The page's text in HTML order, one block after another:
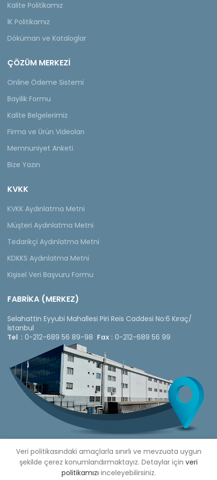
Kalite Politikamız
İK Politikamız
Döküman ve Kataloglar
ÇÖZÜM MERKEZİ
Online Ödeme Sistemi
Bayilik Formu
Kalite Belgelerimiz
Firma ve Ürün Videoları
Memnuniyet Anketi
Bize Yazın
KVKK
KVKK Aydınlatma Metni
Müşteri Aydınlatma Metni
Tedarikçi Aydınlatma Metni
KDKKS Aydınlatma Metni
Kişisel Veri Başvuru Formu
FABRİKA (MERKEZ)
Selahattin Eyyubi Mahallesi Piri Reis Caddesi No:6 Kıraç/
İstanbul
Tel : 0-212-689 56 89-98 Fax : 0-212-689 56 99
Copyright © 2020 Çetinkaya Pano |Çetinkaya Pano Fiyat
Veri politikasındaki amaçlarla sınırlı ve mevzuata uygun
şekilde çerez konumlandırmaktayız. Detaylar için veri
politikamızı inceleyebilirsiniz.